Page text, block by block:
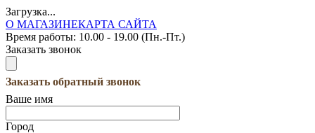
Загрузка...
О МАГАЗИНЕКАРТА САЙТА
Время работы: 10.00 - 19.00 (Пн.-Пт.)
Заказать звонок
Заказать обратный звонок
Ваше имя
Город